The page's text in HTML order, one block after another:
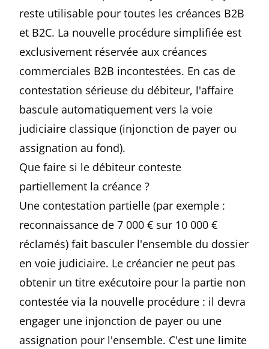
reste utilisable pour toutes les créances B2B
et B2C. La nouvelle procédure simplifiée est
exclusivement réservée aux créances
commerciales B2B incontestées. En cas de
contestation sérieuse du débiteur, l'affaire
bascule automatiquement vers la voie
judiciaire classique (injonction de payer ou
assignation au fond).
Que faire si le débiteur conteste
partiellement la créance ?
Une contestation partielle (par exemple :
reconnaissance de 7 000 € sur 10 000 €
réclamés) fait basculer l'ensemble du dossier
en voie judiciaire. Le créancier ne peut pas
obtenir un titre exécutoire pour la partie non
contestée via la nouvelle procédure : il devra
engager une injonction de payer ou une
assignation pour l'ensemble. C'est une limite